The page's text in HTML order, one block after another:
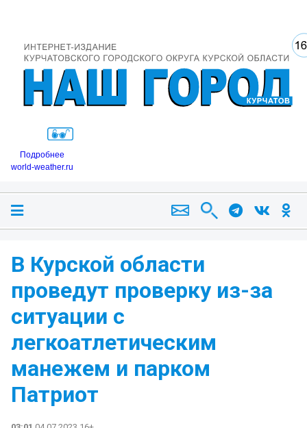
Подробнее
world-weather.ru
В Курской области
проведут проверку из-за
ситуации с
легкоатлетическим
манежем и парком
Патриот